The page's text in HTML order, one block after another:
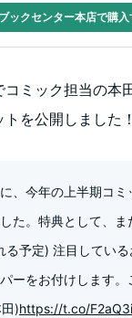
ックセンター本店で購入
コミック担当の本
を公開しました！
、今年の上半期コ
た。特典として、
る予定) 注目してい
ーをお付けします
)https://t.co/